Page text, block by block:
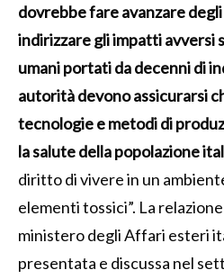
dovrebbe fare avanzare
indirizzare gli impatti avversi
umani portati da decenni di
autorità devono assicurarsi
tecnologie e metodi di
la salute della popolazione
diritto di vivere in un
elementi tossici”. La
ministero degli Affari esteri
presentata e discussa nel